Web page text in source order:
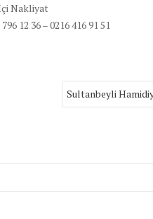
Nakliyat
12 36 – 0216 416 91 51
Sultanbeyli